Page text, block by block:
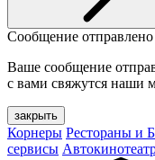
Сообщение отправлено
Ваше сообщение
с вами свяжутся наши
закрыть
Корнеры Рестораны и
сервисы